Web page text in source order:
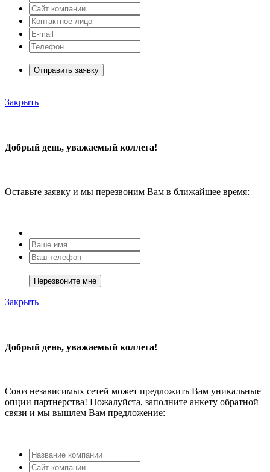
Отправить заявку
Закрыть
Добрый день, уважаемый коллега!
Оставьте заявку и мы перезвоним Вам в ближайшее время:
Закрыть
Добрый день, уважаемый коллега!
Союз независимых сетей может предложить Вам уникальные
опции партнерства! Пожалуйста, заполните анкету обратной
связи и мы вышлем Вам предложение: